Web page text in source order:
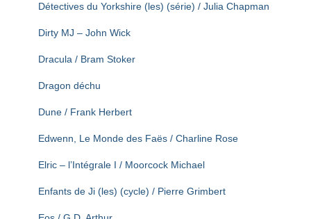
Détectives du Yorkshire (les) (série) / Julia Chapman
Dirty MJ – John Wick
Dracula / Bram Stoker
Dragon déchu
Dune / Frank Herbert
Edwenn, Le Monde des Faës / Charline Rose
Elric – l’Intégrale I / Moorcock Michael
Enfants de Ji (les) (cycle) / Pierre Grimbert